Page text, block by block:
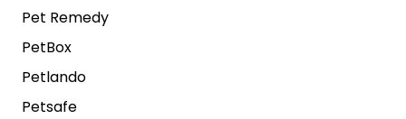
Pet Remedy
PetBox
Petlando
Petsafe